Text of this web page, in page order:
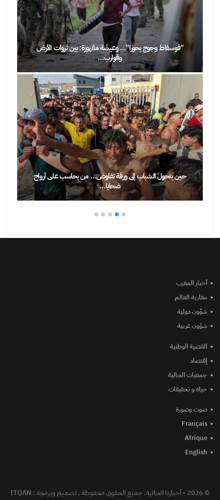
“فوسفاط وجوج بحورا”… وعيشَة مقهورة: بين ثروات الأرض
وقوارب…
حين يتحول الشباب إلى ورقة تفاوض… من يحاسب على أرواح
ضحايا…
أخبار المغرب
مغاربة العالم
شؤون دولية
شؤون عربية
القضية الوطنية
إقتصاد
جمعيات الجالية
حياة و تحقيقات
صوت وصورة
Français
Afrique
English
© 2026 - أخبارنا الجالية. جميع الحقوق محفوظة . تصميم وبرمجة : ITQAN